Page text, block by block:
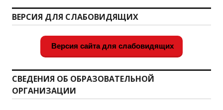
ВЕРСИЯ ДЛЯ СЛАБОВИДЯЩИХ
Версия сайта для слабовидящих
СВЕДЕНИЯ ОБ ОБРАЗОВАТЕЛЬНОЙ
ОРГАНИЗАЦИИ